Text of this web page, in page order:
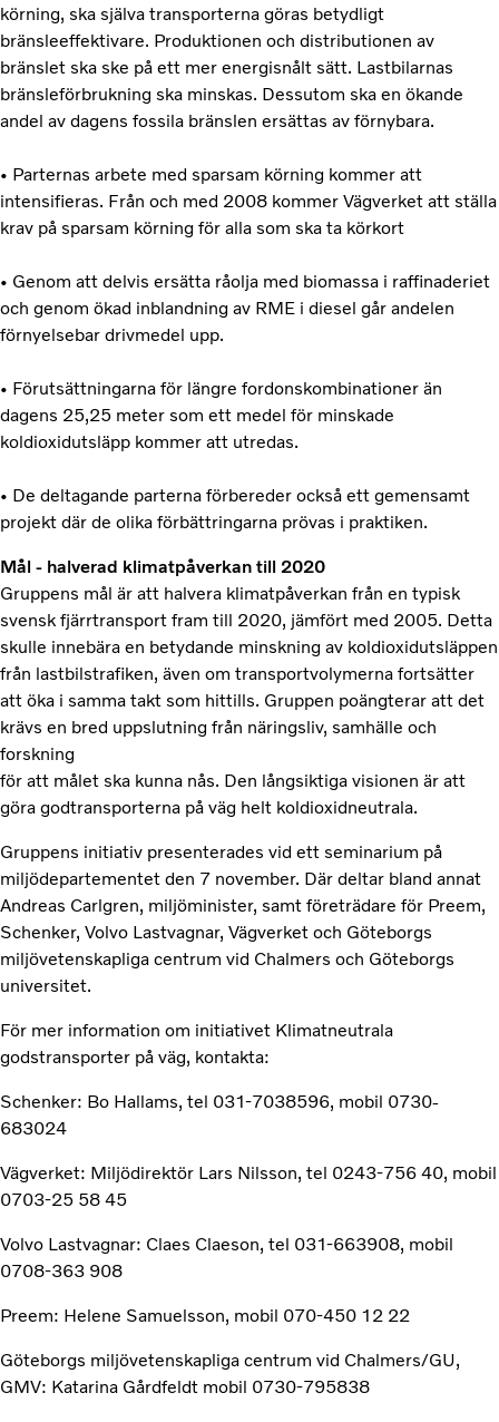
körning, ska själva transporterna göras betydligt
bränsleeffektivare. Produktionen och distributionen av
bränslet ska ske på ett mer energisnålt sätt. Lastbilarnas
bränsleförbrukning ska minskas. Dessutom ska en ökande
andel av dagens fossila bränslen ersättas av förnybara.
• Parternas arbete med sparsam körning kommer att
intensifieras. Från och med 2008 kommer Vägverket att ställa
krav på sparsam körning för alla som ska ta körkort
• Genom att delvis ersätta råolja med biomassa i raffinaderiet
och genom ökad inblandning av RME i diesel går andelen
förnyelsebar drivmedel upp.
• Förutsättningarna för längre fordonskombinationer än
dagens 25,25 meter som ett medel för minskade
koldioxidutsläpp kommer att utredas.
• De deltagande parterna förbereder också ett gemensamt
projekt där de olika förbättringarna prövas i praktiken.
Mål - halverad klimatpåverkan till 2020
Gruppens mål är att halvera klimatpåverkan från en typisk
svensk fjärrtransport fram till 2020, jämfört med 2005. Detta
skulle innebära en betydande minskning av koldioxidutsläppen
från lastbilstrafiken, även om transportvolymerna fortsätter
att öka i samma takt som hittills. Gruppen poängterar att det
krävs en bred uppslutning från näringsliv, samhälle och
forskning
för att målet ska kunna nås. Den långsiktiga visionen är att
göra godtransporterna på väg helt koldioxidneutrala.
Gruppens initiativ presenterades vid ett seminarium på
miljödepartementet den 7 november. Där deltar bland annat
Andreas Carlgren, miljöminister, samt företrädare för Preem,
Schenker, Volvo Lastvagnar, Vägverket och Göteborgs
miljövetenskapliga centrum vid Chalmers och Göteborgs
universitet.
För mer information om initiativet Klimatneutrala
godstransporter på väg, kontakta:
Schenker: Bo Hallams, tel 031-7038596, mobil 0730-
683024
Vägverket: Miljödirektör Lars Nilsson, tel 0243-756 40, mobil
0703-25 58 45
Volvo Lastvagnar: Claes Claeson, tel 031-663908, mobil
0708-363 908
Preem: Helene Samuelsson, mobil 070-450 12 22
Göteborgs miljövetenskapliga centrum vid Chalmers/GU,
GMV: Katarina Gårdfeldt mobil 0730-795838